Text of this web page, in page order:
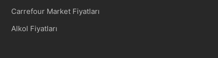
Carrefour Market Fiyatları
Alkol Fiyatları